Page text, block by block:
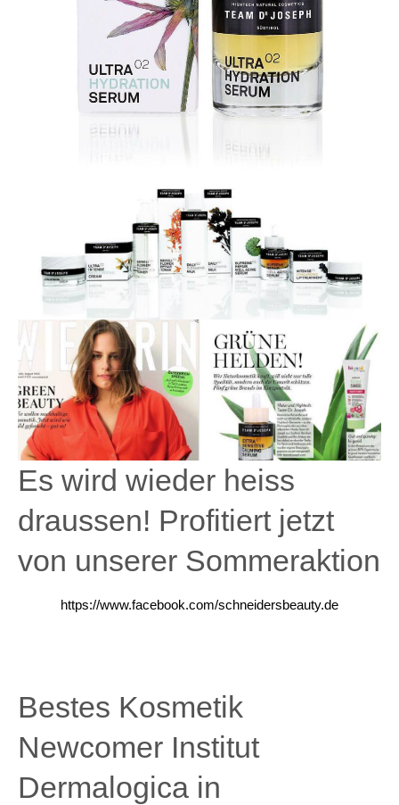
Es wird wieder heiss
draussen! Profitiert jetzt
von unserer Sommeraktion
https://www.facebook.com/schneidersbeauty.de
Bestes Kosmetik
Newcomer Institut
Dermalogica in